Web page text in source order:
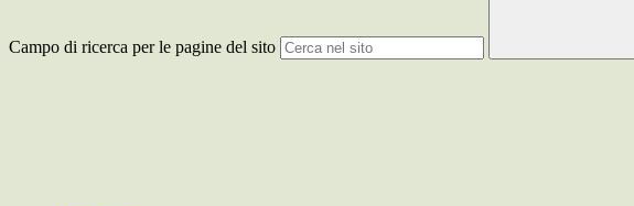
Campo di ricerca per le pagine del sito